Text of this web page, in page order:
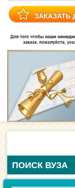
ПОИСК ВУЗА